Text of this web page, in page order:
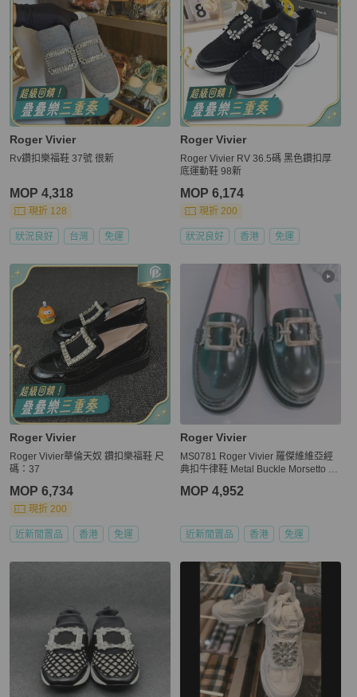
Roger Vivier
Rv鑽扣樂福鞋 37號 很新
MOP 4,318
現折 128
狀況良好 台灣 免運
Roger Vivier
Roger Vivier RV 36.5碼 黑色鑽扣厚
底運動鞋 98新
MOP 6,174
現折 200
狀況良好 香港 免運
Roger Vivier
Roger Vivier華倫天奴 鑽扣樂福鞋 尺
碼：37
MOP 6,734
現折 200
近新閒置品 香港 免運
Roger Vivier
MS0781 Roger Vivier 羅傑維維亞經
典扣牛律鞋 Metal Buckle Morsetto Si
MOP 4,952
近新閒置品 香港 免運